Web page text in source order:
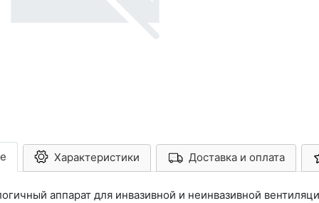
Характеристики Арконт-Мед Доставка и оплата
аппарат для инвазивной и неинвазивной